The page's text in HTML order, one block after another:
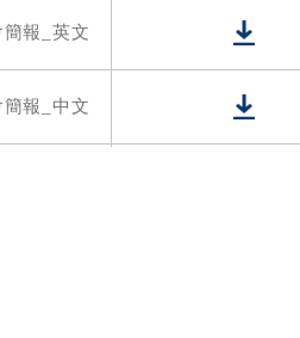
報_英文
報_中文